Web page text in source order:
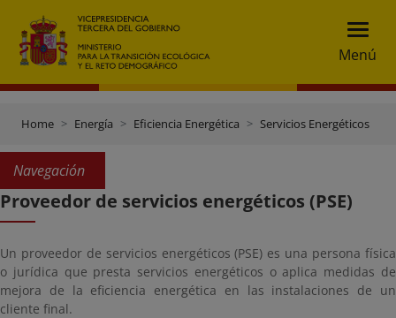
Menú
Home Energía Eficiencia Energética Servicios Energéticos
Navegación
Proveedor de servicios energéticos (PSE)
Un proveedor de servicios energéticos (PSE) es una persona física
o jurídica que presta servicios energéticos o aplica medidas de
mejora de la eficiencia energética en las instalaciones de un
cliente final.